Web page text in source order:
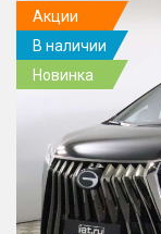
Акции
В наличии
Новинка